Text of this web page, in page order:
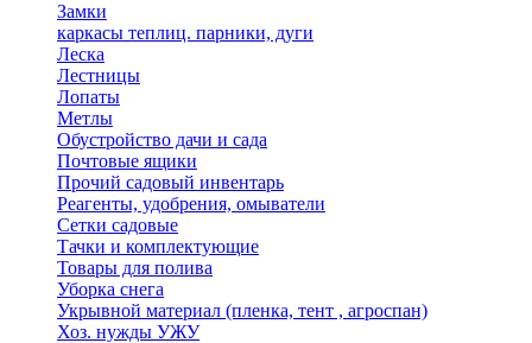
Замки
каркасы теплиц. парники, дуги
Леска
Лестницы
Лопаты
Метлы
Обустройство дачи и сада
Почтовые ящики
Прочий садовый инвентарь
Реагенты, удобрения, омыватели
Сетки садовые
Тачки и комплектующие
Товары для полива
Уборка снега
Укрывной материал (пленка, тент , агроспан)
Хоз. нужды УЖУ